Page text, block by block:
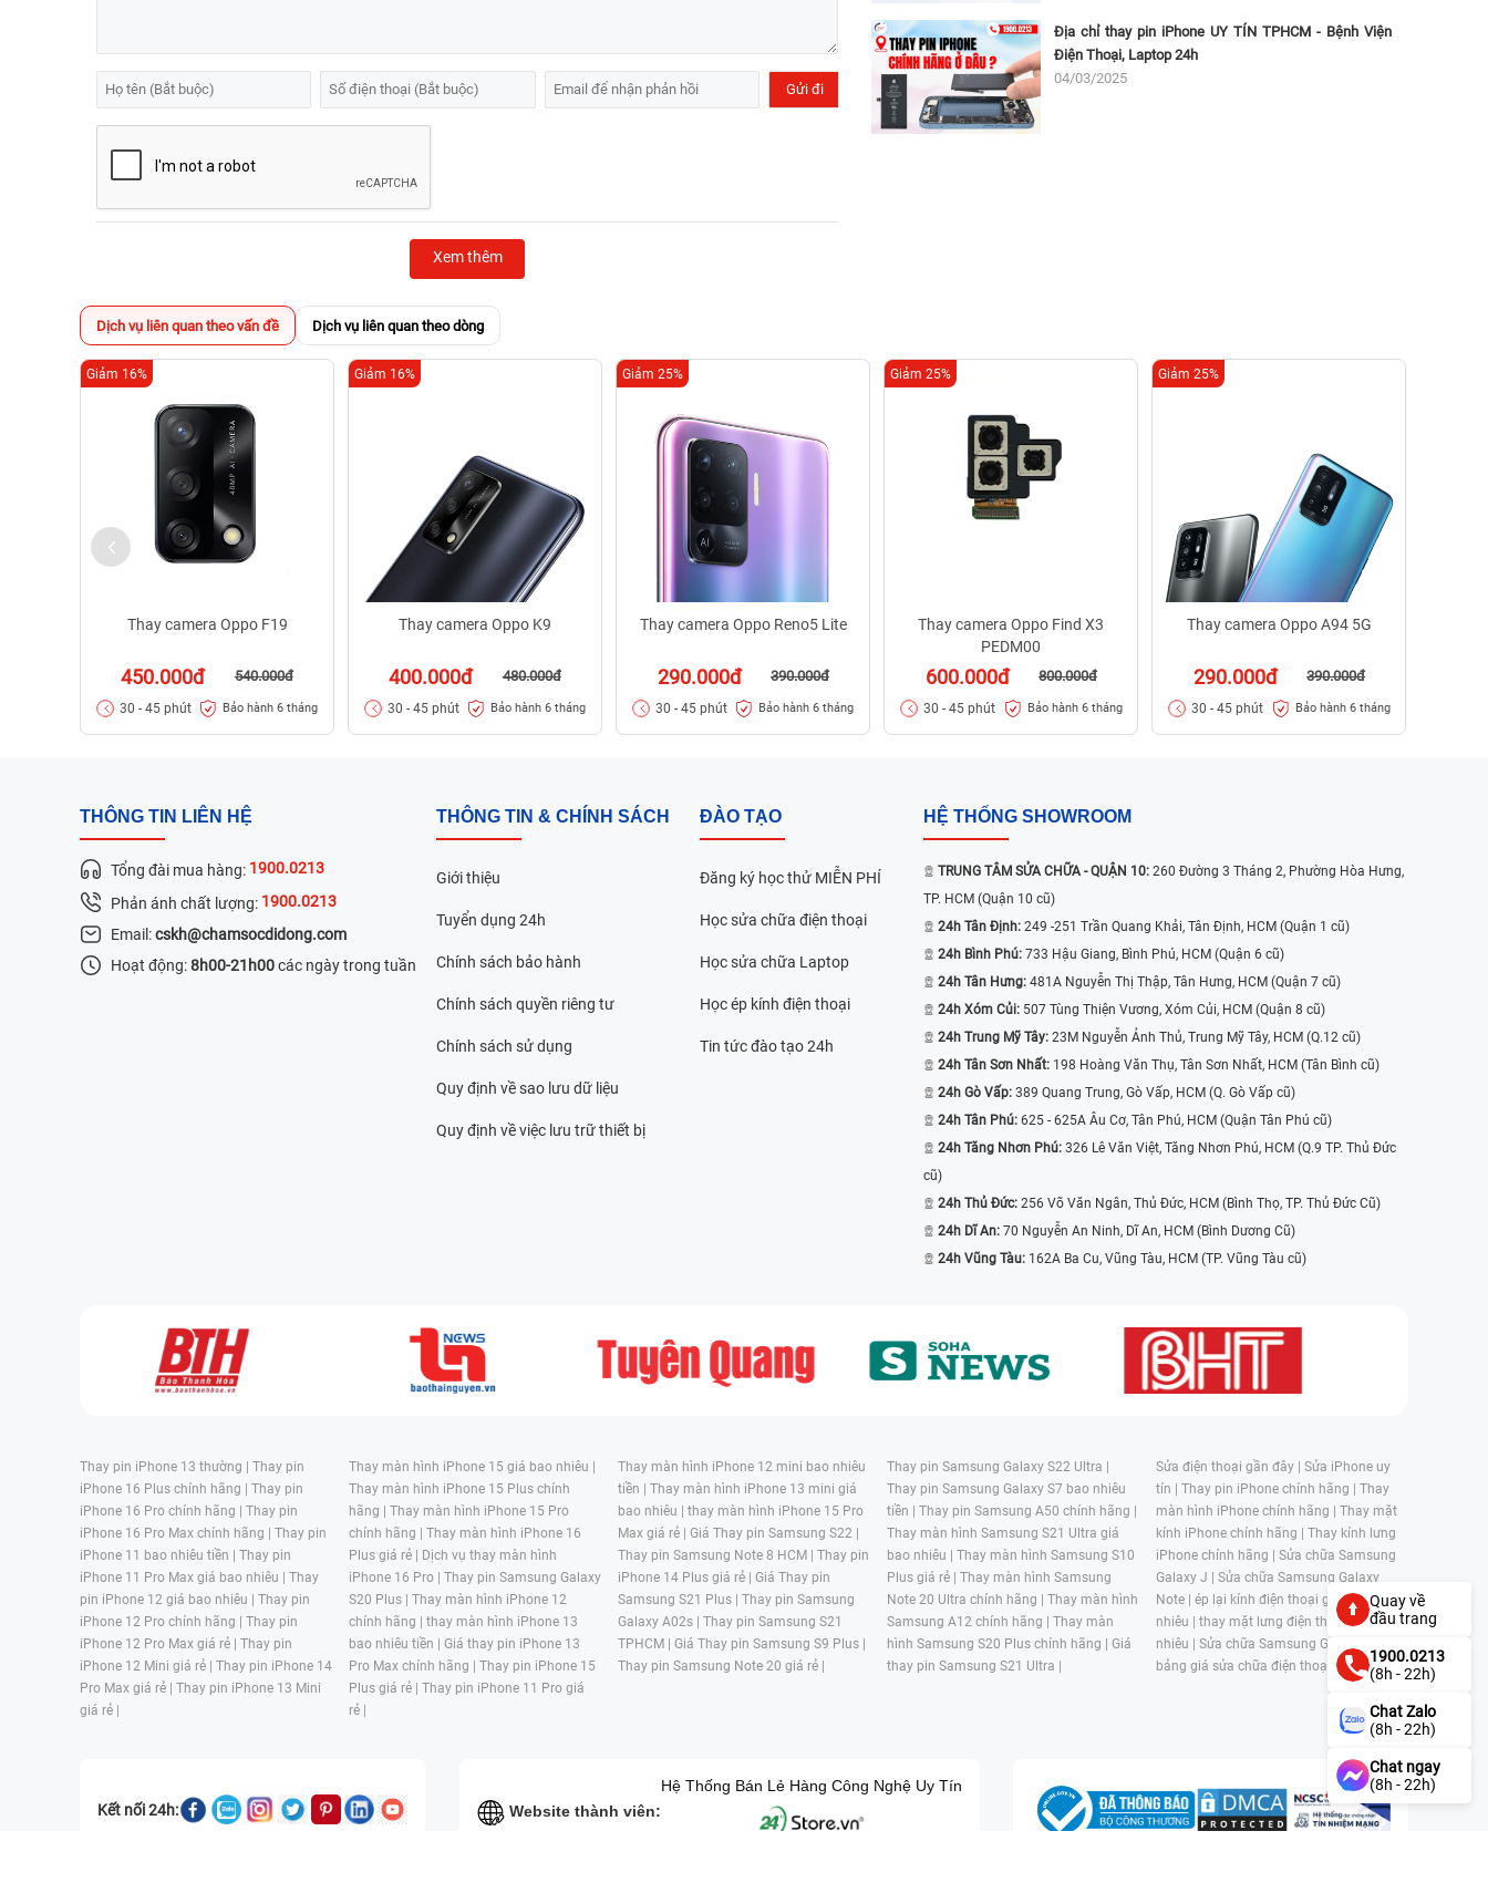
Xem thêm
Địa chỉ thay pin iPhone UY TÍN TPHCM - Bệnh Viện
Điện Thoại, Laptop 24h
04/03/2025
Dịch vụ liên quan theo vấn đề Dịch vụ liên quan theo dòng
Thay camera Oppo F19
450.000đ 540.000đ
Giảm 16%
30 - 45 phút Bảo hành 6 tháng
Thay camera Oppo K9
400.000đ 480.000đ
Giảm 16%
30 - 45 phút Bảo hành 6 tháng
Thay camera Oppo Reno5 Lite
290.000đ 390.000đ
Giảm 25%
30 - 45 phút Bảo hành 6 tháng
Thay camera Oppo Find X3
PEDM00
600.000đ 800.000đ
Giảm 25%
30 - 45 phút Bảo hành 6 tháng
Thay camera Oppo A94 5G
290.000đ 390.000đ
Giảm 25%
30 - 45 phút Bảo hành 6 tháng
THÔNG TIN LIÊN HỆ
Tổng đài mua hàng: 1900.0213
Phản ánh chất lượng: 1900.0213
Email:cskh@chamsocdidong.com
Hoạt động:8h00-21h00các ngày trong tuần
THÔNG TIN & CHÍNH SÁCH
Giới thiệu
Tuyển dụng 24h
Chính sách bảo hành
Chính sách quyền riêng tư
Chính sách sử dụng
Quy định về sao lưu dữ liệu
Quy định về việc lưu trữ thiết bị
ĐÀO TẠO
Đăng ký học thử MIỄN PHÍ
Học sửa chữa điện thoại
Học sửa chữa Laptop
Học ép kính điện thoại
Tin tức đào tạo 24h
HỆ THỐNG SHOWROOM
TRUNG TÂM SỬA CHỮA - QUẬN 10: 260 Đường 3 Tháng 2, Phường Hòa Hưng,
TP. HCM (Quận 10 cũ)
24h Tân Định: 249 -251 Trần Quang Khải, Tân Định, HCM (Quận 1 cũ)
24h Bình Phú: 733 Hậu Giang, Bình Phú, HCM (Quận 6 cũ)
24h Tân Hưng: 481A Nguyễn Thị Thập, Tân Hưng, HCM (Quận 7 cũ)
24h Xóm Củi: 507 Tùng Thiện Vương, Xóm Củi, HCM (Quận 8 cũ)
24h Trung Mỹ Tây: 23M Nguyễn Ảnh Thủ, Trung Mỹ Tây, HCM (Q.12 cũ)
24h Tân Sơn Nhất: 198 Hoàng Văn Thụ, Tân Sơn Nhất, HCM (Tân Bình cũ)
24h Gò Vấp: 389 Quang Trung, Gò Vấp, HCM (Q. Gò Vấp cũ)
24h Tân Phú: 625 - 625A Âu Cơ, Tân Phú, HCM (Quận Tân Phú cũ)
24h Tăng Nhơn Phú: 326 Lê Văn Việt, Tăng Nhơn Phú, HCM (Q.9 TP. Thủ Đức
cũ)
24h Thủ Đức: 256 Võ Văn Ngân, Thủ Đức, HCM (Bình Thọ, TP. Thủ Đức Cũ)
24h Dĩ An: 70 Nguyễn An Ninh, Dĩ An, HCM (Bình Dương Cũ)
24h Vũng Tàu: 162A Ba Cu, Vũng Tàu, HCM (TP. Vũng Tàu cũ)
Thay pin iPhone 13 thường | Thay pin
iPhone 16 Plus chính hãng | Thay pin
iPhone 16 Pro chính hãng | Thay pin
iPhone 16 Pro Max chính hãng | Thay pin
iPhone 11 bao nhiêu tiền | Thay pin
iPhone 11 Pro Max giá bao nhiêu | Thay
pin iPhone 12 giá bao nhiêu | Thay pin
iPhone 12 Pro chính hãng | Thay pin
iPhone 12 Pro Max giá rẻ | Thay pin
iPhone 12 Mini giá rẻ | Thay pin iPhone 14
Pro Max giá rẻ | Thay pin iPhone 13 Mini
giá rẻ |
Thay màn hình iPhone 15 giá bao nhiêu |
Thay màn hình iPhone 15 Plus chính
hãng | Thay màn hình iPhone 15 Pro
chính hãng | Thay màn hình iPhone 16
Plus giá rẻ | Dịch vụ thay màn hình
iPhone 16 Pro | Thay pin Samsung Galaxy
S20 Plus | Thay màn hình iPhone 12
chính hãng | thay màn hình iPhone 13
bao nhiêu tiền | Giá thay pin iPhone 13
Pro Max chính hãng | Thay pin iPhone 15
Plus giá rẻ | Thay pin iPhone 11 Pro giá
rẻ |
Thay màn hình iPhone 12 mini bao nhiêu
tiền | Thay màn hình iPhone 13 mini giá
bao nhiêu | thay màn hình iPhone 15 Pro
Max giá rẻ | Giá Thay pin Samsung S22 |
Thay pin Samsung Note 8 HCM | Thay pin
iPhone 14 Plus giá rẻ | Giá Thay pin
Samsung S21 Plus | Thay pin Samsung
Galaxy A02s | Thay pin Samsung S21
TPHCM | Giá Thay pin Samsung S9 Plus |
Thay pin Samsung Note 20 giá rẻ |
Thay pin Samsung Galaxy S22 Ultra |
Thay pin Samsung Galaxy S7 bao nhiêu
tiền | Thay pin Samsung A50 chính hãng |
Thay màn hình Samsung S21 Ultra giá
bao nhiêu | Thay màn hình Samsung S10
Plus giá rẻ | Thay màn hình Samsung
Note 20 Ultra chính hãng | Thay màn hình
Samsung A12 chính hãng | Thay màn
hình Samsung S20 Plus chính hãng | Giá
thay pin Samsung S21 Ultra |
Sửa điện thoại gần đây | Sửa iPhone uy
tín | Thay pin iPhone chính hãng | Thay
màn hình iPhone chính hãng | Thay mặt
kính iPhone chính hãng | Thay kính lưng
iPhone chính hãng | Sửa chữa Samsung
Galaxy J | Sửa chữa Samsung Galaxy
Note | ép lại kính điện thoại giá bao
nhiêu | thay mặt lưng điện thoại giá bao
nhiêu | Sửa chữa Samsung Galaxy S |
bảng giá sửa chữa điện thoại samsung |
Kết nối 24h: Website thành viên:
Hệ Thống Bán Lẻ Hàng Công Nghệ Uy Tín
Quay về
đầu trang
1900.0213
(8h - 22h)
Chat Zalo
(8h - 22h)
Chat ngay
(8h - 22h)